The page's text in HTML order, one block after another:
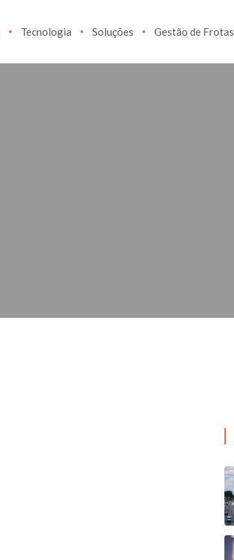
Tecnologia Soluções Gestão de Frotas